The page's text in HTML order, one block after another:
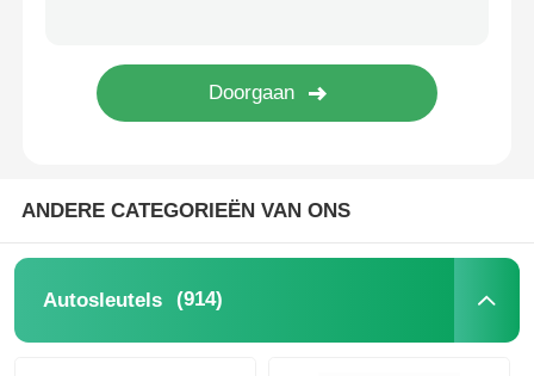
transponderspaander
KEYDIY Slimme sleutel
ANDERE CATEGORIEËN VAN ONS
Autosleutels (914)